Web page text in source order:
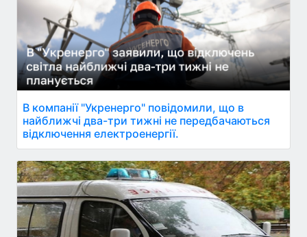
В компанії "Укренерго" повідомили, що в
найближчі два-три тижні не передбачаються
відключення електроенергії.